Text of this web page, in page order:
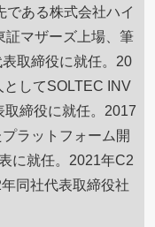
である株式会社ハイ
証マザーズ上場、筆
取締役に就任。20
してSOLTEC INV
締役に就任。2017
ラットフォーム開
に就任。2021年C2
同社代表取締役社